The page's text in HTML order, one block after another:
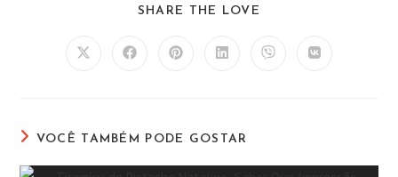
SHARE THE LOVE
Abre Abre Abre Abre Abre Abre
VOCÊ TAMBÉM PODE GOSTAR